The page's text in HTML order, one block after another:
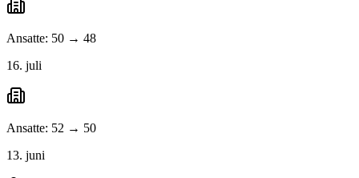
Ansatte: 50 → 48
16. juli
Ansatte: 52 → 50
13. juni